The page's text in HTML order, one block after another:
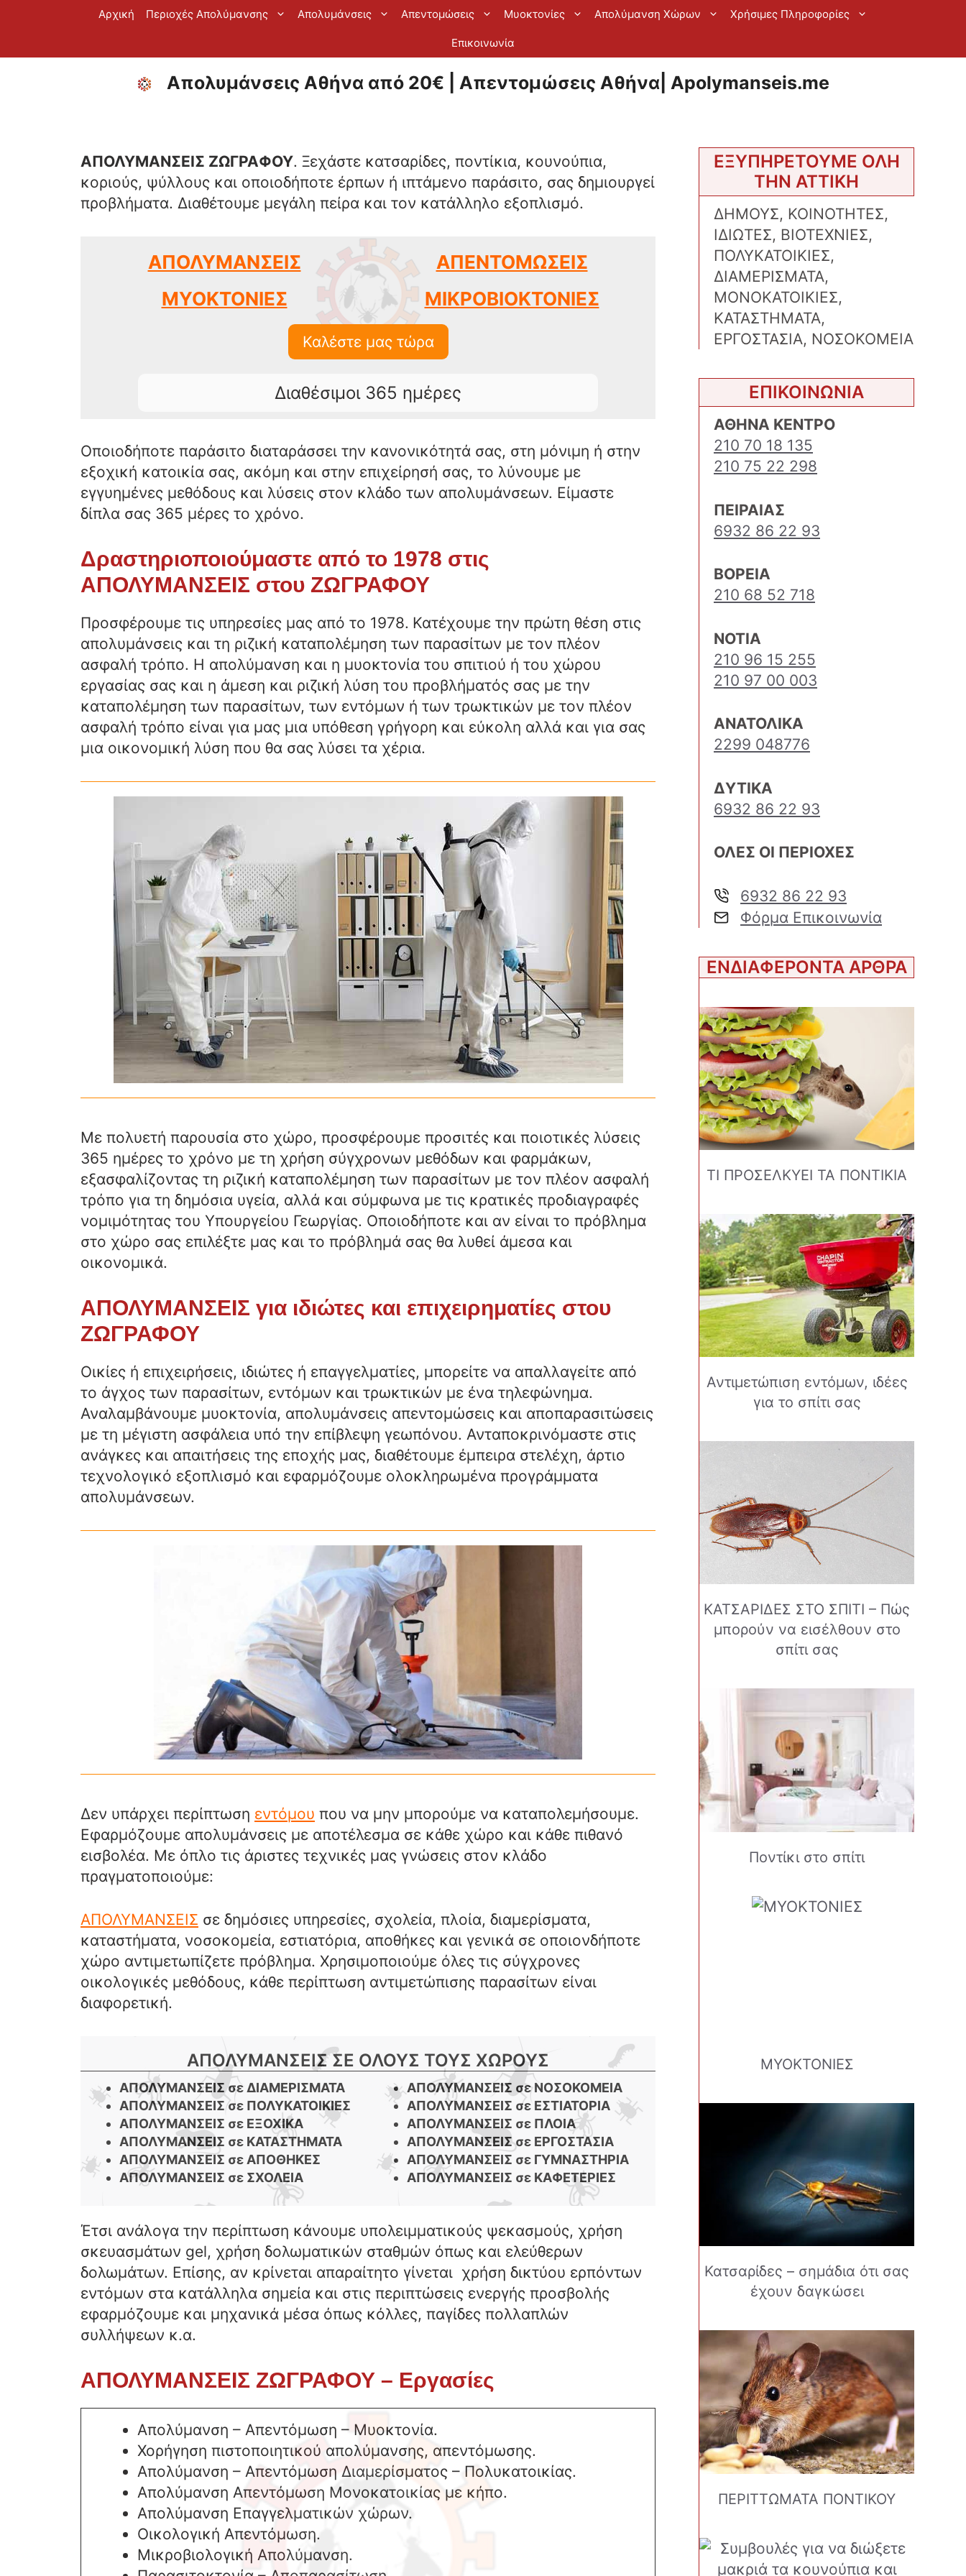
Αρχική Περιοχές Απολύμανσης Απολυμάνσεις Απεντομώσεις Μυοκτονίες Απολύμανση Χώρων Χρήσιμες Πληροφορίες
Επικοινωνία
Απολυμάνσεις Αθήνα από 20€ | Απεντομώσεις Αθήνα| Apolymanseis.me
ΑΠΟΛΥΜΑΝΣΕΙΣ ΖΩΓΡΑΦΟΥ. Ξεχάστε κατσαρίδες, ποντίκια, κουνούπια,
κοριούς, ψύλλους και οποιοδήποτε έρπων ή ιπτάμενο παράσιτο, σας δημιουργεί
προβλήματα. Διαθέτουμε μεγάλη πείρα και τον κατάλληλο εξοπλισμό.
ΑΠΟΛΥΜΑΝΣΕΙΣ
ΜΥΟΚΤΟΝΙΕΣ
ΑΠΕΝΤΟΜΩΣΕΙΣ
ΜΙΚΡΟΒΙΟΚΤΟΝΙΕΣ
Καλέστε μας τώρα
Διαθέσιμοι 365 ημέρες
Οποιοδήποτε παράσιτο διαταράσσει την κανονικότητά σας, στη μόνιμη ή στην
εξοχική κατοικία σας, ακόμη και στην επιχείρησή σας, το λύνουμε με
εγγυημένες μεθόδους και λύσεις στον κλάδο των απολυμάνσεων. Είμαστε
δίπλα σας 365 μέρες το χρόνο.
Δραστηριοποιούμαστε από το 1978 στις
ΑΠΟΛΥΜΑΝΣΕΙΣ στου ΖΩΓΡΑΦΟΥ
Προσφέρουμε τις υπηρεσίες μας από το 1978. Κατέχουμε την πρώτη θέση στις
απολυμάνσεις και τη ριζική καταπολέμηση των παρασίτων με τον πλέον
ασφαλή τρόπο. Η απολύμανση και η μυοκτονία του σπιτιού ή του χώρου
εργασίας σας και η άμεση και ριζική λύση του προβλήματός σας με την
καταπολέμηση των παρασίτων, των εντόμων ή των τρωκτικών με τον πλέον
ασφαλή τρόπο είναι για μας μια υπόθεση γρήγορη και εύκολη αλλά και για σας
μια οικονομική λύση που θα σας λύσει τα χέρια.
Με πολυετή παρουσία στο χώρο, προσφέρουμε προσιτές και ποιοτικές λύσεις
365 ημέρες το χρόνο με τη χρήση σύγχρονων μεθόδων και φαρμάκων,
εξασφαλίζοντας τη ριζική καταπολέμηση των παρασίτων με τον πλέον ασφαλή
τρόπο για τη δημόσια υγεία, αλλά και σύμφωνα με τις κρατικές προδιαγραφές
νομιμότητας του Υπουργείου Γεωργίας. Οποιοδήποτε και αν είναι το πρόβλημα
στο χώρο σας επιλέξτε μας και το πρόβλημά σας θα λυθεί άμεσα και
οικονομικά.
ΑΠΟΛΥΜΑΝΣΕΙΣ για ιδιώτες και επιχειρηματίες στου
ΖΩΓΡΑΦΟΥ
Οικίες ή επιχειρήσεις, ιδιώτες ή επαγγελματίες, μπορείτε να απαλλαγείτε από
το άγχος των παρασίτων, εντόμων και τρωκτικών με ένα τηλεφώνημα.
Αναλαμβάνουμε μυοκτονία, απολυμάνσεις απεντομώσεις και αποπαρασιτώσεις
με τη μέγιστη ασφάλεια υπό την επίβλεψη γεωπόνου. Ανταποκρινόμαστε στις
ανάγκες και απαιτήσεις της εποχής μας, διαθέτουμε έμπειρα στελέχη, άρτιο
τεχνολογικό εξοπλισμό και εφαρμόζουμε ολοκληρωμένα προγράμματα
απολυμάνσεων.
Δεν υπάρχει περίπτωση εντόμου που να μην μπορούμε να καταπολεμήσουμε.
Εφαρμόζουμε απολυμάνσεις με αποτέλεσμα σε κάθε χώρο και κάθε πιθανό
εισβολέα. Με όπλο τις άριστες τεχνικές μας γνώσεις στον κλάδο
πραγματοποιούμε:
ΑΠΟΛΥΜΑΝΣΕΙΣ σε δημόσιες υπηρεσίες, σχολεία, πλοία, διαμερίσματα,
καταστήματα, νοσοκομεία, εστιατόρια, αποθήκες και γενικά σε οποιονδήποτε
χώρο αντιμετωπίζετε πρόβλημα. Χρησιμοποιούμε όλες τις σύγχρονες
οικολογικές μεθόδους, κάθε περίπτωση αντιμετώπισης παρασίτων είναι
διαφορετική.
ΑΠΟΛΥΜΑΝΣΕΙΣ ΣΕ ΟΛΟΥΣ ΤΟΥΣ ΧΩΡΟΥΣ
ΑΠΟΛΥΜΑΝΣΕΙΣ σε ΔΙΑΜΕΡΙΣΜΑΤΑ
ΑΠΟΛΥΜΑΝΣΕΙΣ σε ΠΟΛΥΚΑΤΟΙΚΙΕΣ
ΑΠΟΛΥΜΑΝΣΕΙΣ σε ΕΞΟΧΙΚΑ
ΑΠΟΛΥΜΑΝΣΕΙΣ σε ΚΑΤΑΣΤΗΜΑΤΑ
ΑΠΟΛΥΜΑΝΣΕΙΣ σε ΑΠΟΘΗΚΕΣ
ΑΠΟΛΥΜΑΝΣΕΙΣ σε ΣΧΟΛΕΙΑ
ΑΠΟΛΥΜΑΝΣΕΙΣ σε ΝΟΣΟΚΟΜΕΙΑ
ΑΠΟΛΥΜΑΝΣΕΙΣ σε ΕΣΤΙΑΤΟΡΙΑ
ΑΠΟΛΥΜΑΝΣΕΙΣ σε ΠΛΟΙΑ
ΑΠΟΛΥΜΑΝΣΕΙΣ σε ΕΡΓΟΣΤΑΣΙΑ
ΑΠΟΛΥΜΑΝΣΕΙΣ σε ΓΥΜΝΑΣΤΗΡΙΑ
ΑΠΟΛΥΜΑΝΣΕΙΣ σε ΚΑΦΕΤΕΡΙΕΣ
Έτσι ανάλογα την περίπτωση κάνουμε υπολειμματικούς ψεκασμούς, χρήση
σκευασμάτων gel, χρήση δολωματικών σταθμών όπως και ελεύθερων
δολωμάτων. Επίσης, αν κρίνεται απαραίτητο γίνεται χρήση δικτύου ερπόντων
εντόμων στα κατάλληλα σημεία και στις περιπτώσεις ενεργής προσβολής
εφαρμόζουμε και μηχανικά μέσα όπως κόλλες, παγίδες πολλαπλών
συλλήψεων κ.α.
ΑΠΟΛΥΜΑΝΣΕΙΣ ΖΩΓΡΑΦΟΥ – Εργασίες
Απολύμανση – Απεντόμωση – Μυοκτονία.
Χορήγηση πιστοποιητικού απολύμανσης, απεντόμωσης.
Απολύμανση – Απεντόμωση Διαμερίσματος – Πολυκατοικίας.
Απολύμανση Απεντόμωση Μονοκατοικίας με κήπο.
Απολύμανση Επαγγελματικών χώρων.
Οικολογική Απεντόμωση.
Μικροβιολογική Απολύμανση.
ΕΞΥΠΗΡΕΤΟΥΜΕ ΟΛΗ
ΤΗΝ ΑΤΤΙΚΗ
ΔΗΜΟΥΣ, ΚΟΙΝΟΤΗΤΕΣ,
ΙΔΙΩΤΕΣ, ΒΙΟΤΕΧΝΙΕΣ,
ΠΟΛΥΚΑΤΟΙΚΙΕΣ,
ΔΙΑΜΕΡΙΣΜΑΤΑ,
ΜΟΝΟΚΑΤΟΙΚΙΕΣ,
ΚΑΤΑΣΤΗΜΑΤΑ,
ΕΡΓΟΣΤΑΣΙΑ, ΝΟΣΟΚΟΜΕΙΑ
ΕΠΙΚΟΙΝΩΝΙΑ
ΑΘΗΝΑ ΚΕΝΤΡΟ
210 70 18 135
210 75 22 298
ΠΕΙΡΑΙΑΣ
6932 86 22 93
ΒΟΡΕΙΑ
210 68 52 718
ΝΟΤΙΑ
210 96 15 255
210 97 00 003
ΑΝΑΤΟΛΙΚΑ
2299 048776
ΔΥΤΙΚΑ
6932 86 22 93
ΟΛΕΣ ΟΙ ΠΕΡΙΟΧΕΣ
6932 86 22 93
Φόρμα Επικοινωνία
ΕΝΔΙΑΦΕΡΟΝΤΑ ΑΡΘΡΑ
ΤΙ ΠΡΟΣΕΛΚΥΕΙ ΤΑ ΠΟΝΤΙΚΙΑ
Αντιμετώπιση εντόμων, ιδέες
για το σπίτι σας
ΚΑΤΣΑΡΙΔΕΣ ΣΤΟ ΣΠΙΤΙ – Πώς
μπορούν να εισέλθουν στο
σπίτι σας
Ποντίκι στο σπίτι
ΜΥΟΚΤΟΝΙΕΣ
Κατσαρίδες – σημάδια ότι σας
έχουν δαγκώσει
ΠΕΡΙΤΤΩΜΑΤΑ ΠΟΝΤΙΚΟΥ